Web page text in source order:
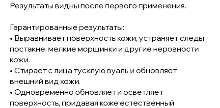
Результаты видны после первого применения.
Гарантированные результаты:
• Выравнивает поверхность кожи, устраняет следы
постакне, мелкие морщинки и другие неровности
кожи.
• Стирает с лица тусклую вуаль и обновляет
внешний вид кожи.
• Одновременно обновляет и осветляет
поверхность, придавая коже естественный